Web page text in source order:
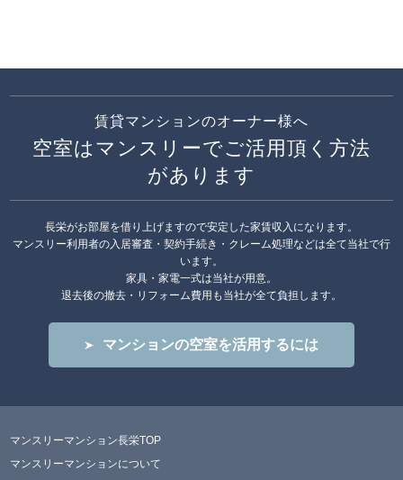
賃貸マンションのオーナー様へ
空室はマンスリーでご活用頂く方法
があります
長栄がお部屋を借り上げますので安定した家賃収入になります。
マンスリー利用者の入居審査・契約手続き・クレーム処理などは全て当社で行
います。
家具・家電一式は当社が用意。
退去後の撤去・リフォーム費用も当社が全て負担します。
マンションの空室を活用するには
マンスリーマンション長栄TOP
マンスリーマンションについて